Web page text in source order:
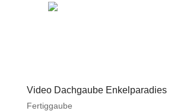
Video Dachgaube Enkelparadies
Fertiggaube